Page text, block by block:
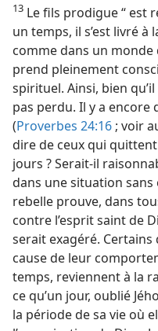
13 Le fils prodigue “ est
un temps, il s’est livré
comme dans un monde
prend pleinement
spirituel. Ainsi, bien
pas perdu. Il y a encore
(Proverbes 24:16 ; voir
dire de ceux qui
jours ? Serait-​il
dans une situation
rebelle prouve, dans
contre l’esprit saint de
serait exagéré.
cause de leur
temps, reviennent à la
ce qu’un jour, oublié
la période de sa vie où